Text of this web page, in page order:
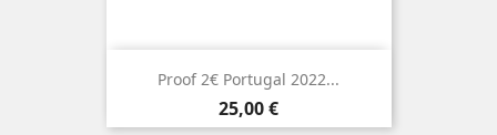
Proof 2€ Portugal 2022...
Preço
25,00 €